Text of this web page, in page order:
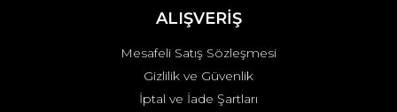
ALIŞVERİŞ
Mesafeli Satış Sözleşmesi
Gizlilik ve Güvenlik
İptal ve İade Şartları